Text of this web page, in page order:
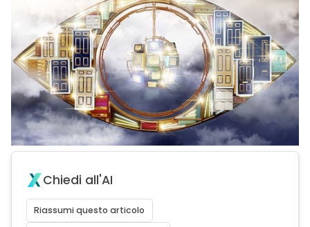
Chiedi all'AI
Riassumi questo articolo